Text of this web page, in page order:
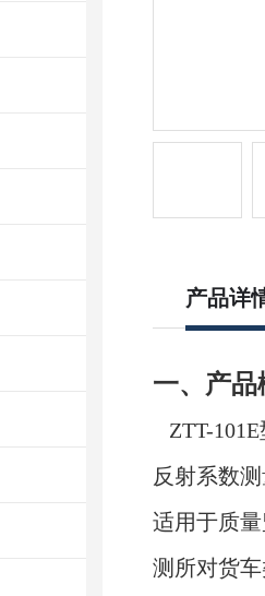
产品详
一、产品
ZTT-
反射系数
适用于质
测所对货